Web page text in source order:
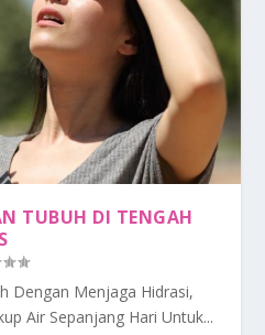
TUBUH DI TENGAH
Dengan Menjaga Hidrasi,
Air Sepanjang Hari Untuk...